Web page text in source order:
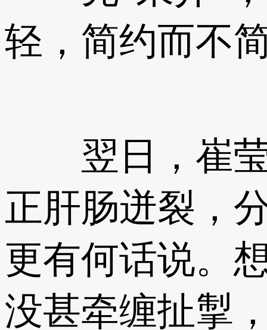
轻，简约而不
翌日，崔莹
正肝肠迸裂，
更有何话说。
没甚牵缠扯掣